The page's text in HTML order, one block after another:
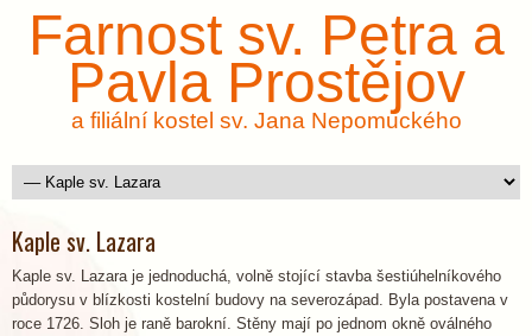
Farnost sv. Petra a
Pavla Prostějov
a filiální kostel sv. Jana Nepomuckého
Kaple sv. Lazara
Kaple sv. Lazara je jednoduchá, volně stojící stavba šestiúhelníkového
půdorysu v blízkosti kostelní budovy na severozápad. Byla postavena v
roce 1726. Sloh je raně barokní. Stěny mají po jednom okně oválného